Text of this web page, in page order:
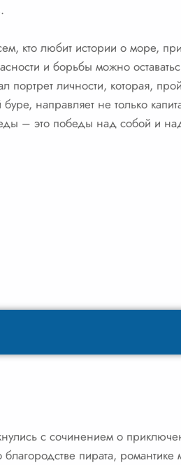
кто любит истории о море,
и борьбы можно
портрет личности, которая,
направляет не только
– это победы над собой и
с сочинением о
пирата,